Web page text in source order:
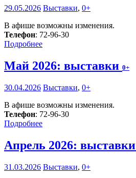
29.05.2026 Выставки, 0+
В афише возможны изменения.
Телефон: 72-96-30
Подробнее
Май 2026: выставки 0+
30.04.2026 Выставки, 0+
В афише возможны изменения.
Телефон: 72-96-30
Подробнее
Апрель 2026: выставки
31.03.2026 Выставки, 0+